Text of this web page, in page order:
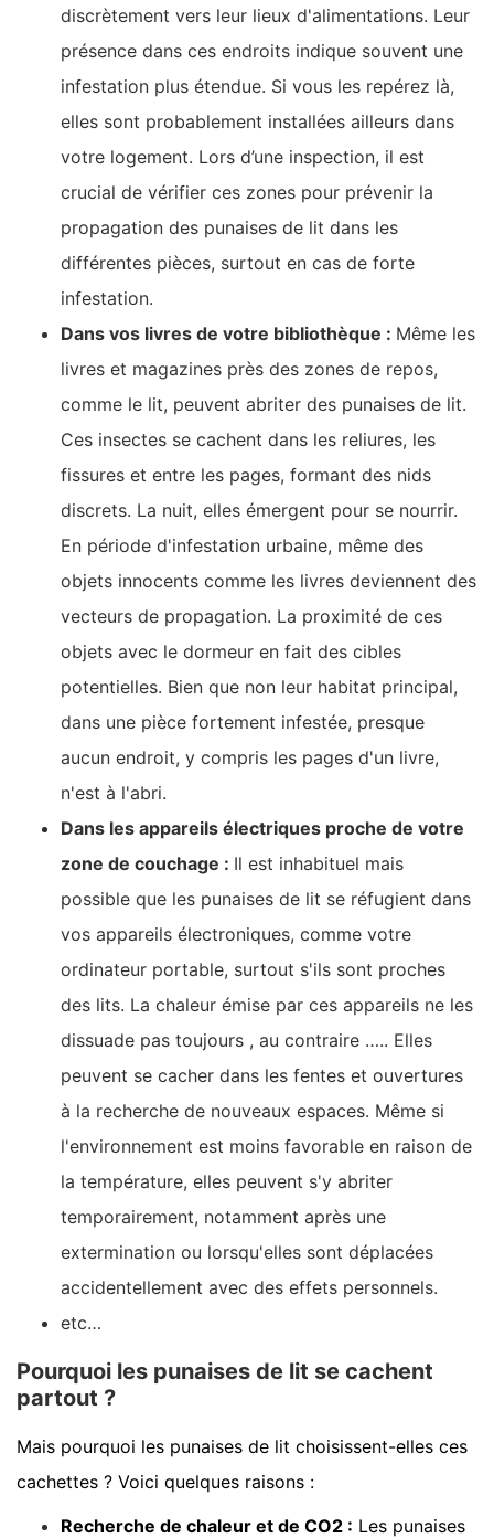
discrètement vers leur lieux d'alimentations. Leur
présence dans ces endroits indique souvent une
infestation plus étendue. Si vous les repérez là,
elles sont probablement installées ailleurs dans
votre logement. Lors d’une inspection, il est
crucial de vérifier ces zones pour prévenir la
propagation des punaises de lit dans les
différentes pièces, surtout en cas de forte
infestation.
Dans vos livres de votre bibliothèque : Même les
livres et magazines près des zones de repos,
comme le lit, peuvent abriter des punaises de lit.
Ces insectes se cachent dans les reliures, les
fissures et entre les pages, formant des nids
discrets. La nuit, elles émergent pour se nourrir.
En période d'infestation urbaine, même des
objets innocents comme les livres deviennent des
vecteurs de propagation. La proximité de ces
objets avec le dormeur en fait des cibles
potentielles. Bien que non leur habitat principal,
dans une pièce fortement infestée, presque
aucun endroit, y compris les pages d'un livre,
n'est à l'abri.
Dans les appareils électriques proche de votre
zone de couchage : Il est inhabituel mais
possible que les punaises de lit se réfugient dans
vos appareils électroniques, comme votre
ordinateur portable, surtout s'ils sont proches
des lits. La chaleur émise par ces appareils ne les
dissuade pas toujours , au contraire ….. Elles
peuvent se cacher dans les fentes et ouvertures
à la recherche de nouveaux espaces. Même si
l'environnement est moins favorable en raison de
la température, elles peuvent s'y abriter
temporairement, notamment après une
extermination ou lorsqu'elles sont déplacées
accidentellement avec des effets personnels.
etc…
Pourquoi les punaises de lit se cachent
partout ?
Mais pourquoi les punaises de lit choisissent-elles ces
cachettes ? Voici quelques raisons :
Recherche de chaleur et de CO2 : Les punaises